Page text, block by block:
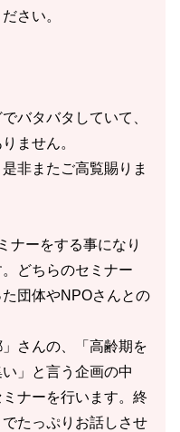
さい。
バタバタしていて、
ません。
非またご高覧賜りま
ナーをする事になり
どちらのセミナー
団体やNPOさんとの
さんの、「高齢期を
」と言う企画の中
ナーを行います。終
たっぷりお話しさせ